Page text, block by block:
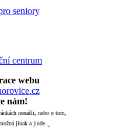
webu
nám!
nenašli, nebo o tom,
jinak a jinde..